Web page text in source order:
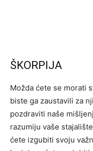
ŠKORPIJA
Možda ćete se morati
biste ga zaustavili za
pozdraviti naše
razumiju vaše
ćete izgubiti svoju